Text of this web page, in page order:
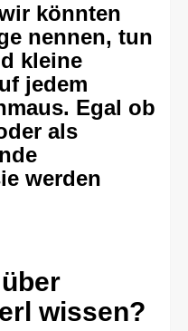
könnten
nennen, tun
kleine
jedem
Egal ob
als
werden
wissen?